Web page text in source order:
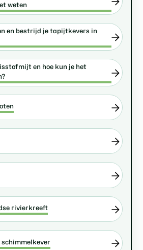
weten
en bestrijd je tapijtkevers in
en hoe kun je het
rivierkreeft
schimmelkever